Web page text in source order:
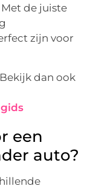
Met de juiste
zijn voor
dan ook
een
auto?